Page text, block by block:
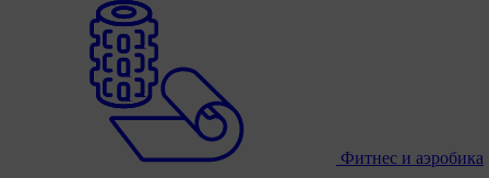
Фитнес и аэробика